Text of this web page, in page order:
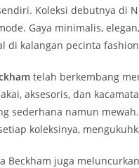
Koleksi debutnya di
Gaya minimalis,
di kalangan pecinta
telah berkembang
aksesoris, dan
sederhana namun
koleksinya,
Beckham juga